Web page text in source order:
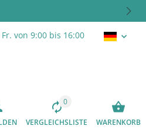
von 9:00 bis 16:00
0
VERGLEICHSLISTE WARENKORB